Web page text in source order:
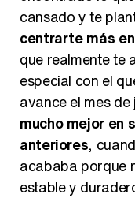
cansado y te
centrarte más
que realmente te
especial con el
avance el mes
mucho mejor en
anteriores,
acababa porque
estable y